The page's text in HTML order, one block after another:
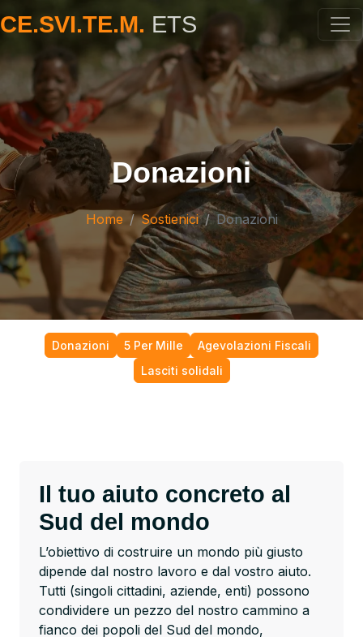
CE.SVI.TE.M. ETS
Donazioni
Home Sostienici Donazioni
Donazioni 5 Per Mille
Agevolazioni Fiscali
Lasciti solidali
Il tuo aiuto concreto al
Sud del mondo
L’obiettivo di costruire un mondo più giusto
dipende dal nostro lavoro e dal vostro aiuto.
Tutti (singoli cittadini, aziende, enti) possono
condividere un pezzo del nostro cammino a
fianco dei popoli del Sud del mondo,